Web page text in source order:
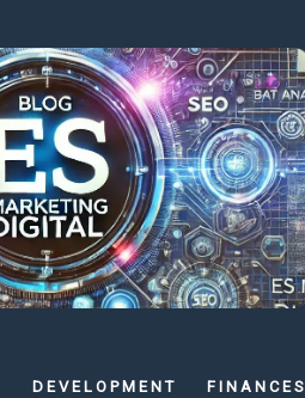
DEVELOPMENT FINANCES